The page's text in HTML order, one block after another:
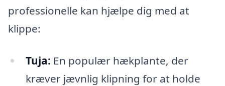
professionelle kan hjælpe dig med at
klippe:
Tuja: En populær hækplante, der
kræver jævnlig klipning for at holde